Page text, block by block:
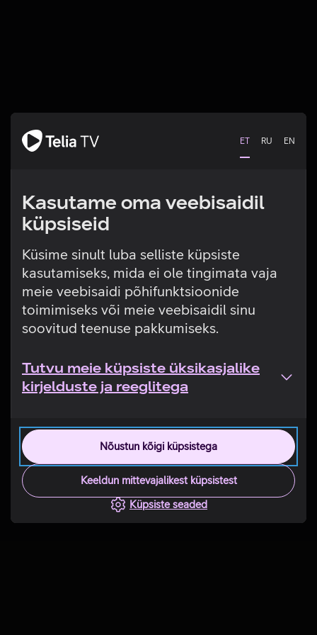
ET RU EN
Kasutame oma veebisaidil
küpsiseid
Küsime sinult luba selliste küpsiste
kasutamiseks, mida ei ole tingimata vaja
meie veebisaidi põhifunktsioonide
toimimiseks või meie veebisaidil sinu
soovitud teenuse pakkumiseks.
Tutvu meie küpsiste üksikasjalike
kirjelduste ja reeglitega
Nõustun kõigi küpsistega
Keeldun mittevajalikest küpsistest
Küpsiste seaded
Tehniline viga